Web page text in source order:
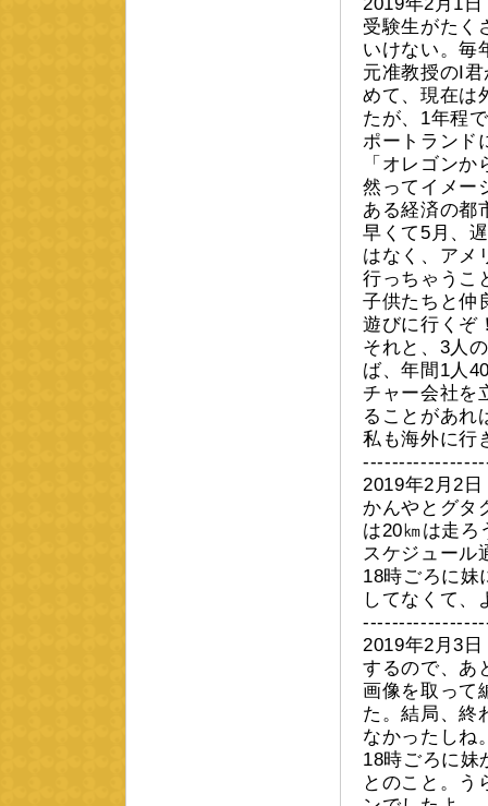
受験生がたく
いけない。毎
元准教授のI
めて、現在は
たが、1年程
ポートランド
「オレゴン
然ってイメー
ある経済の都
早くて5月、
はなく、アメ
行っちゃうこ
子供たちと仲
遊びに行くぞ
それと、3人
ば、年間1人
チャー会社を
ることがあれ
私も海外に行
2019年2月2
かんやとグタ
は20㎞は走ろ
スケジュール
18時ごろに妹
してなくて、
2019年2月3
するので、あ
画像を取って
た。結局、終
なかったしね
18時ごろに妹
とのこと。う